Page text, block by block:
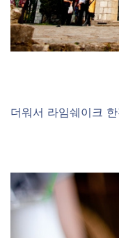
더워서 라임쉐이크